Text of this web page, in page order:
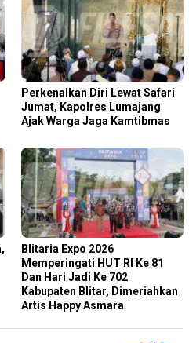
Perkenalkan Diri Lewat Safari
Jumat, Kapolres Lumajang
Ajak Warga Jaga Kamtibmas
Blitaria Expo 2026
Memperingati HUT RI Ke 81
Dan Hari Jadi Ke 702
Kabupaten Blitar, Dimeriahkan
Artis Happy Asmara